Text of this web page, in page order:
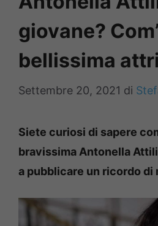
giovane?
bellissima
Settembre 20, 2021 di
Siete curiosi di sapere
bravissima Antonella
a pubblicare un ricordo di